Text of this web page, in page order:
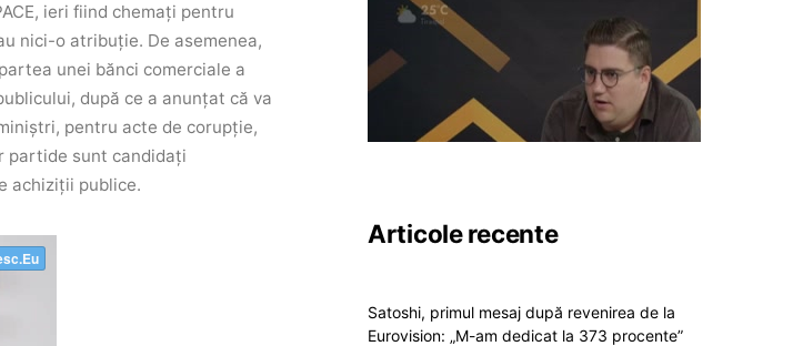
ieri fiind chemați pentru
nici-o atribuție. De asemenea,
unei bănci comerciale a
după ce a anunțat că va
pentru acte de corupție,
partide sunt candidați
achiziții publice.
Articole recente
Satoshi, primul mesaj după revenirea de la
Eurovision: „M-am dedicat la 373 procente”